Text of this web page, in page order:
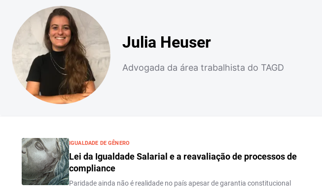
Julia Heuser
Advogada da área trabalhista do TAGD
IGUALDADE DE GÊNERO
Lei da Igualdade Salarial e a reavaliação de processos de
compliance
Paridade ainda não é realidade no país apesar de garantia constitucional